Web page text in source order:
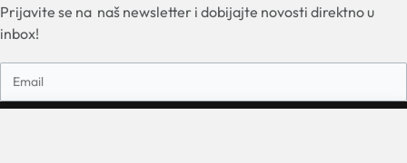
Prijavite se na naš newsletter i dobijajte novosti direktno u
inbox!